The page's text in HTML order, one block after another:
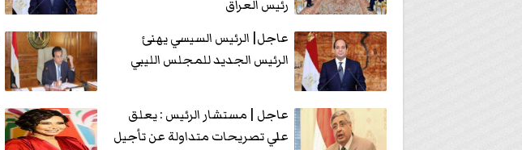
رئيس العراق
عاجل| الرئيس السيسي يهنئ
الرئيس الجديد للمجلس الليبي
عاجل | مستشار الرئيس : يعلق
علي تصريحات متداولة عن تأجيل